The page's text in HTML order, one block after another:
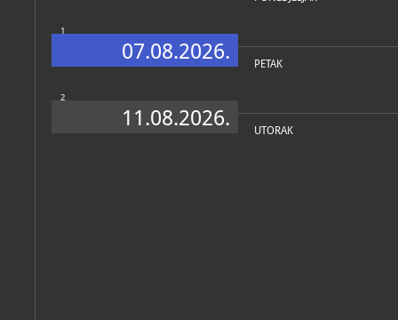
1
07.08.2026. PETAK
2
11.08.2026. UTORAK